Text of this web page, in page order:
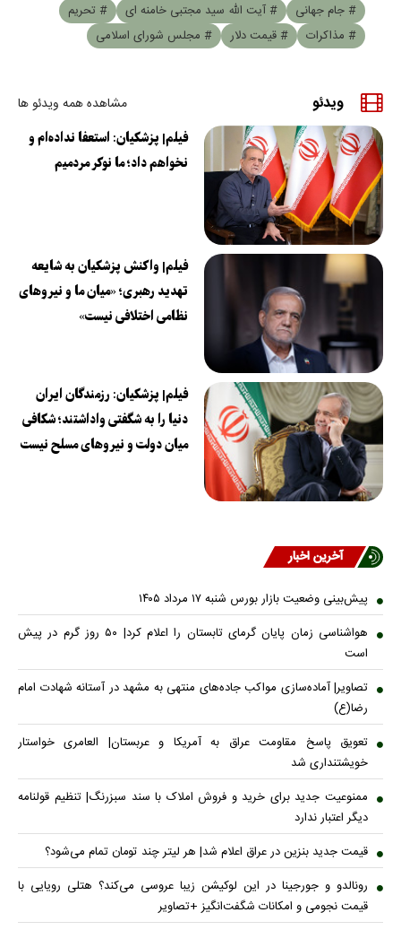
# جام جهانی
# آیت الله سید مجتبی خامنه ای
# تحریم
# مذاکرات
# قیمت دلار # مجلس شورای اسلامی
ویدئو مشاهده همه ویدئو ها
فیلم| پزشکیان: استعفا نداده‌ام و
نخواهم داد؛ ما نوکر مردمیم
فیلم| واکنش پزشکیان به شایعه
تهدید رهبری؛ «میان ما و نیروهای
نظامی اختلافی نیست»
فیلم| پزشکیان: رزمندگان ایران
دنیا را به شگفتی واداشتند؛ شکافی
میان دولت و نیروهای مسلح نیست
آخرین اخبار
پیش‌بینی وضعیت بازار بورس شنبه ۱۷ مرداد ۱۴۰۵
هواشناسی زمان پایان گرمای تابستان را اعلام کرد| ۵۰ روز گرم در پیش
است
تصاویر| آماده‌سازی مواکب جاده‌های منتهی به مشهد در آستانه شهادت امام
رضا(ع)
تعویق پاسخ مقاومت عراق به آمریکا و عربستان| العامری خواستار
خویشتنداری شد
ممنوعیت جدید برای خرید و فروش املاک با سند سبزرنگ| تنظیم قولنامه
دیگر اعتبار ندارد
قیمت جدید بنزین در عراق اعلام شد| هر لیتر چند تومان تمام می‌شود؟
رونالدو و جورجینا در این لوکیشن زیبا عروسی می‌کند؟ هتلی رویایی با
قیمت نجومی و امکانات شگفت‌انگیز +تصاویر